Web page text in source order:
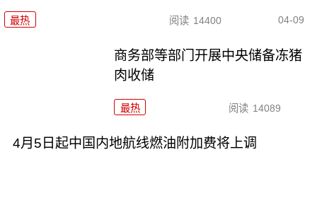
最热 阅读 14400 04-09
商务部等部门开展中央储备冻猪
肉收储
最热 阅读 14089
4月5日起中国内地航线燃油附加费将上调